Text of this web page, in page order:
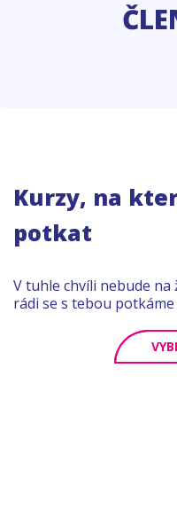
Kurzy, na
potkat
V tuhle chvíli nebude
rádi se s tebou